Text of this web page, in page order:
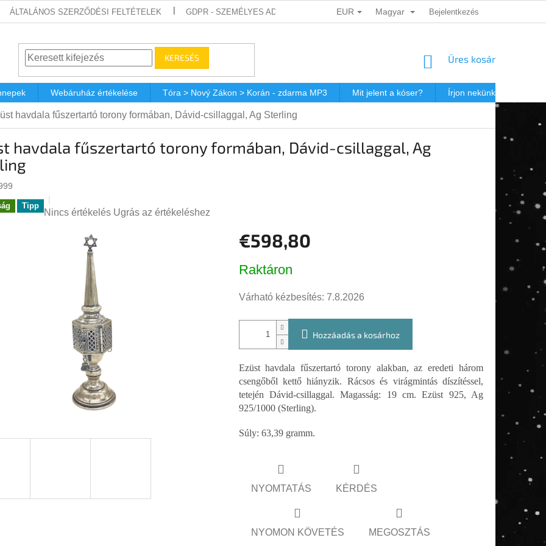
ÁLTALÁNOS SZERZŐDÉSI FELTÉTELEK GDPR - SZEMÉLYES ADATOK VÉDELME DÁRKOVÉ KUPONY POSTAKÖLTSÉG
EUR Magyar Bejelentkezés
KERESÉS KOSÁR
Üres kosár
Webáruház értékelése Tóra > Nový Zákon > Korán - zdarma MP3 Mit jelent a kóser? Írjon nekünk
havdala fűszertartó torony formában, Dávid-csillaggal, Ag Sterling
havdala fűszertartó torony formában, Dávid-csillaggal, Ag
Tipp
A
értékelése
Nincs értékelés Ugrás az értékeléshez
€598,80
Raktáron
Várható kézbesítés: 7.8.2026
Hozzáadás a kosárhoz
Ezüst havdala fűszertartó torony alakban, az eredeti három
csengőből kettő hiányzik. Rácsos és virágmintás díszítéssel,
tetején Dávid-csillaggal. Magasság: 19 cm. Ezüst 925, Ag
925/1000 (Sterling).
Súly: 63,39 gramm.
NYOMTATÁS KÉRDÉS
NYOMON KÖVETÉS MEGOSZTÁS